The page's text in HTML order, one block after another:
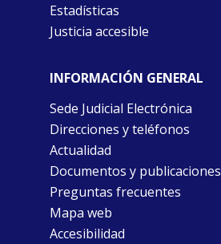
Estadísticas
Justicia accesible
INFORMACIÓN GENERAL
Sede Judicial Electrónica
Direcciones y teléfonos
Actualidad
Documentos y publicaciones
Preguntas frecuentes
Mapa web
Accesibilidad